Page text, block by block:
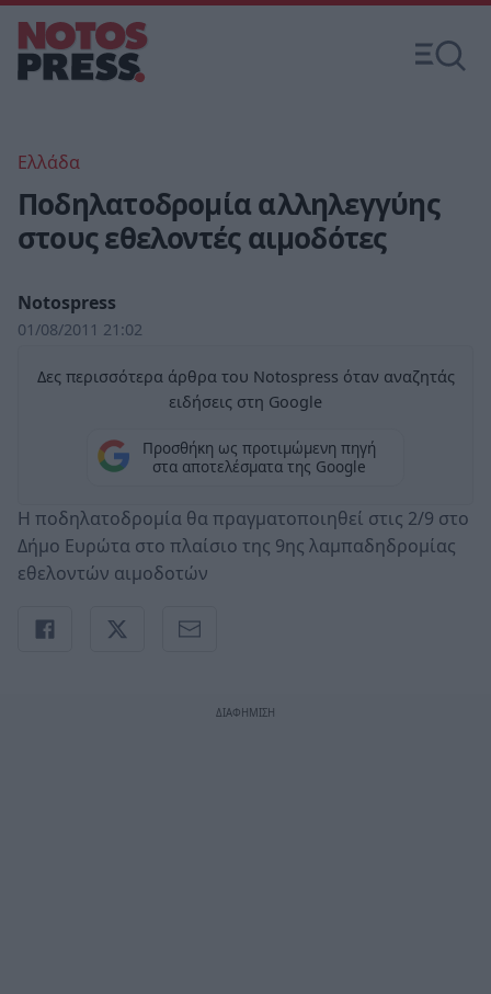
Ελλάδα
Ποδηλατοδρομία αλληλεγγύης
στους εθελοντές αιμοδότες
Notospress
01/08/2011 21:02
Δες περισσότερα άρθρα του Notospress όταν αναζητάς
ειδήσεις στη Google
Προσθήκη ως προτιμώμενη πηγή
στα αποτελέσματα της Google
Η ποδηλατοδρομία θα πραγματοποιηθεί στις 2/9 στο
Δήμο Ευρώτα στο πλαίσιο της 9ης λαμπαδηδρομίας
εθελοντών αιμοδοτών